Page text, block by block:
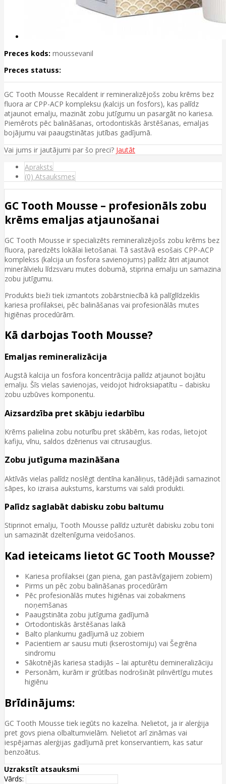
Preces kods: moussevanil
Preces statuss:
GC Tooth Mousse Recaldent ir remineralizējošs zobu krēms bez
fluora ar CPP-ACP kompleksu (kalcijs un fosfors), kas palīdz
atjaunot emalju, mazināt zobu jutīgumu un pasargāt no kariesa.
Piemērots pēc balināšanas, ortodontiskās ārstēšanas, emaljas
bojājumu vai paaugstinātas jutības gadījumā.
Vai jums ir jautājumi par šo preci? Jautāt
Apraksts
(0) Atsauksmes
GC Tooth Mousse – profesionāls zobu
krēms emaljas atjaunošanai
GC Tooth Mousse ir specializēts remineralizējošs zobu krēms bez
fluora, paredzēts lokālai lietošanai. Tā sastāvā esošais CPP-ACP
komplekss (kalcija un fosfora savienojums) palīdz ātri atjaunot
minerālvielu līdzsvaru mutes dobumā, stiprina emalju un samazina
zobu jutīgumu.
Produkts bieži tiek izmantots zobārstniecībā kā palīglīdzeklis
kariesa profilaksei, pēc balināšanas vai profesionālās mutes
higiēnas procedūrām.
Kā darbojas Tooth Mousse?
Emaljas remineralizācija
Augstā kalcija un fosfora koncentrācija palīdz atjaunot bojātu
emalju. Šīs vielas savienojas, veidojot hidroksiapatītu – dabisku
zobu uzbūves komponentu.
Aizsardzība pret skābju iedarbību
Krēms palielina zobu noturību pret skābēm, kas rodas, lietojot
kafiju, vīnu, saldos dzērienus vai citrusaugļus.
Zobu jutīguma mazināšana
Aktīvās vielas palīdz noslēgt dentīna kanāliņus, tādējādi samazinot
sāpes, ko izraisa aukstums, karstums vai saldi produkti.
Palīdz saglabāt dabisku zobu baltumu
Stiprinot emalju, Tooth Mousse palīdz uzturēt dabisku zobu toni
un samazināt dzeltenīguma veidošanos.
Kad ieteicams lietot GC Tooth Mousse?
Kariesa profilaksei (gan piena, gan pastāvīgajiem zobiem)
Pirms un pēc zobu balināšanas procedūrām
Pēc profesionālās mutes higiēnas vai zobakmens
noņemšanas
Paaugstināta zobu jutīguma gadījumā
Ortodontiskās ārstēšanas laikā
Balto plankumu gadījumā uz zobiem
Pacientiem ar sausu muti (kserostomiju) vai Šegrēna
sindromu
Sākotnējās kariesa stadijās – lai apturētu demineralizāciju
Personām, kurām ir grūtības nodrošināt pilnvērtīgu mutes
higiēnu
Brīdinājums:
GC Tooth Mousse tiek iegūts no kazeīna. Nelietot, ja ir alerģija
pret govs piena olbaltumvielām. Nelietot arī zināmas vai
iespējamas alerģijas gadījumā pret konservantiem, kas satur
benzoātus.
Uzrakstīt atsauksmi
Vārds: